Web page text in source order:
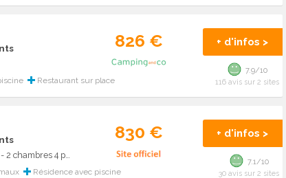
Restaurant sur place
826 € + d'infos >
7.9/10
116 avis sur 2 sites
CONFORT - Mobil-home Catleya PMR 35m² - 2 chambres 4 pers. 4 pers.
Résidence avec piscine
830 € + d'infos >
7.1/10
30 avis sur 2 sites